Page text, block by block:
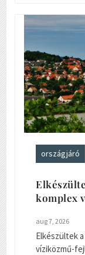
országjáró
komplex
aug 7, 2026
Elkészültek
víziközmű-